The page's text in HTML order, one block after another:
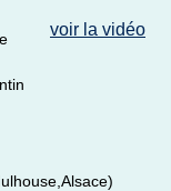
voir la vidéo